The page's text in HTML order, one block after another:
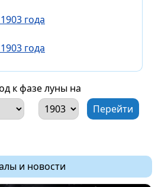
года
года
к фазе луны на
и новости